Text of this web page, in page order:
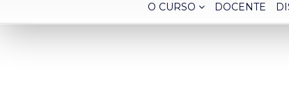
O CURSO DOCENTE